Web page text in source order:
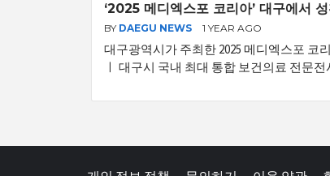
‘2025 메디엑스포 코리아’ 대구에서
BY DAEGU NEWS 1 YEAR AGO
대구광역시가 주최한 2025 메디엑스포 코
ㅣ 대구시 국내 최대 통합 보건의료 전문전